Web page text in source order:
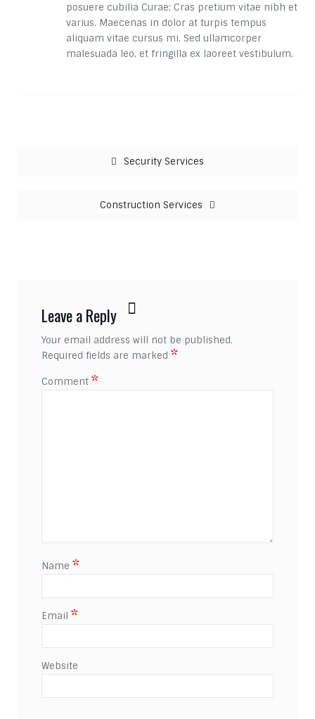
posuere cubilia Curae; Cras pretium vitae nibh et
varius. Maecenas in dolor at turpis tempus
aliquam vitae cursus mi. Sed ullamcorper
malesuada leo, et fringilla ex laoreet vestibulum.
Security Services
Construction Services
Leave a Reply
Your email address will not be published.
Required fields are marked *
Comment *
Name *
Email *
Website